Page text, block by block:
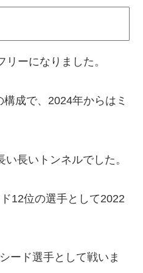
ーになりました。
成で、2024年からはミ
長いトンネルでした。
12位の選手として2022
ード選手として戦いま